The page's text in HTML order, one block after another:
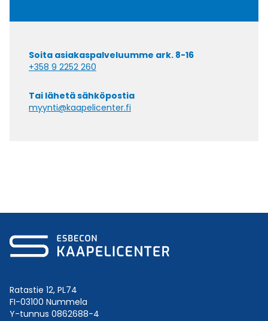
Soita asiakaspalveluumme ark. 8-16
+358 9 2252 260
Tai lähetä sähköpostia
myynti@kaapelicenter.fi
Ratastie 12, PL74
FI-03100 Nummela
Y-tunnus 0862688-4